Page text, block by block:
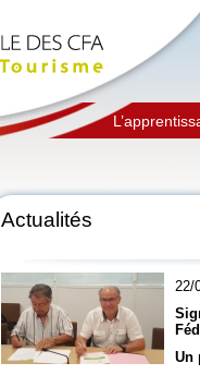
Actualités
22/
Un